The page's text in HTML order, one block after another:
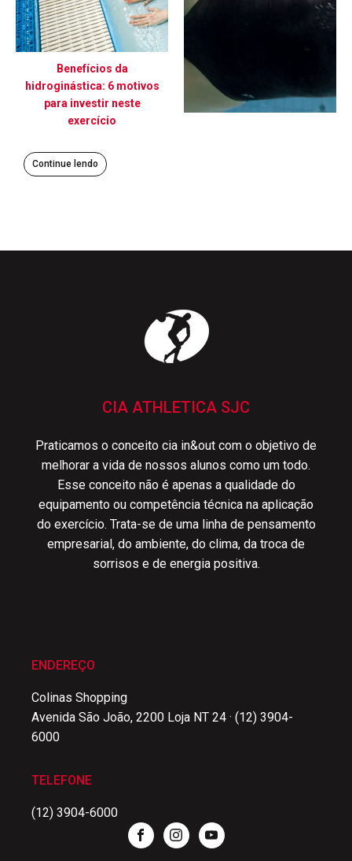
Benefícios da
hidroginástica: 6 motivos
para investir neste
exercício
Continue lendo
CIA ATHLETICA SJC
Praticamos o conceito cia in&out com o objetivo de
melhorar a vida de nossos alunos como um todo.
Esse conceito não é apenas a qualidade do
equipamento ou competência técnica na aplicação
do exercício. Trata-se de uma linha de pensamento
empresarial, do ambiente, do clima, da troca de
sorrisos e de energia positiva.
ENDEREÇO
Colinas Shopping
Avenida São João, 2200 Loja NT 24 · (12) 3904-
6000
TELEFONE
(12) 3904-6000